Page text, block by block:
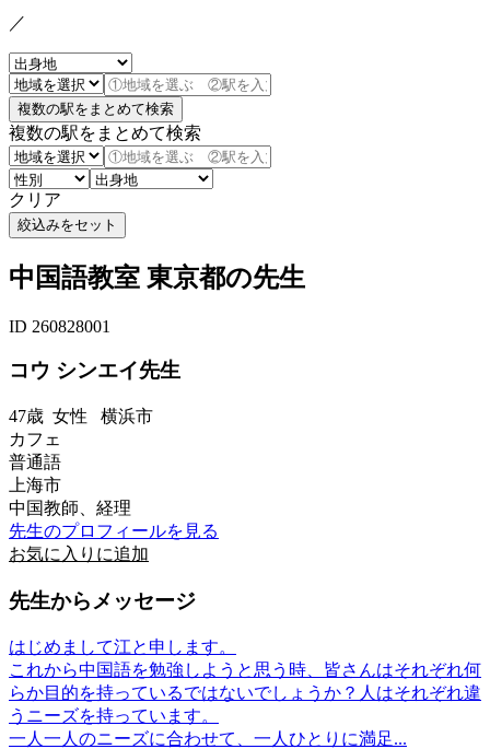
／
複数の駅をまとめて検索
クリア
中国語教室 東京都の先生
ID 260828001
コウ シンエイ先生
47歳 女性 横浜市
カフェ
普通語
上海市
中国教師、経理
先生のプロフィールを見る
お気に入りに追加
先生からメッセージ
はじめまして江と申します。
これから中国語を勉強しようと思う時、皆さんはそれぞれ何
らか目的を持っているではないでしょうか？人はそれぞれ違
うニーズを持っています。
一人一人のニーズに合わせて、一人ひとりに満足...